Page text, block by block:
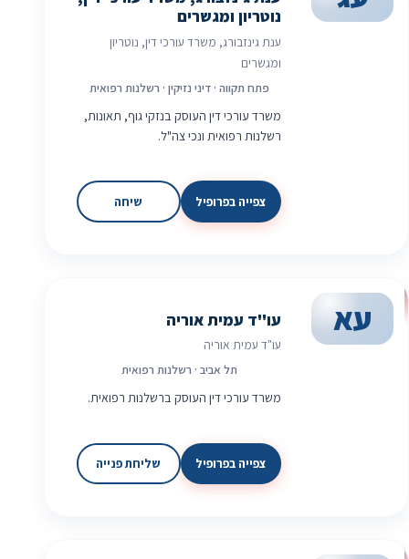
נוטריון ומגשרים
ענת גינזבורג, משרד עורכי דין, נוטריון
ומגשרים
פתח תקווה · דיני נזיקין · רשלנות רפואית
משרד עורכי דין העוסק בנזקי גוף, תאונות,
רשלנות רפואית ונכי צה"ל.
צפייה בפרופיל שיחה
עא עו"ד עמית אוריה
עו"ד עמית אוריה
תל אביב · רשלנות רפואית
משרד עורכי דין העוסק ברשלנות רפואית.
צפייה בפרופיל שליחת פנייה